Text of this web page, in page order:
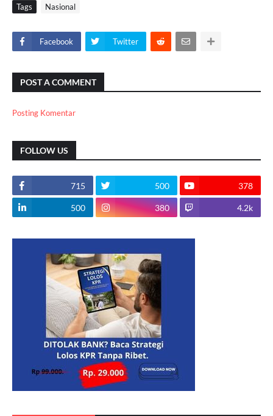
Tags Nasional
Facebook Twitter
POST A COMMENT
Posting Komentar
FOLLOW US
715 500 378
500 380 4.2k